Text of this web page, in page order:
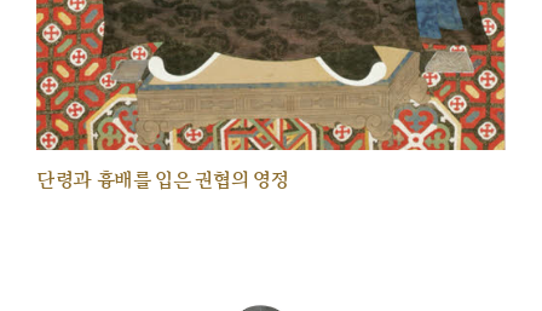
단령과 흉배를 입은 권협의 영정